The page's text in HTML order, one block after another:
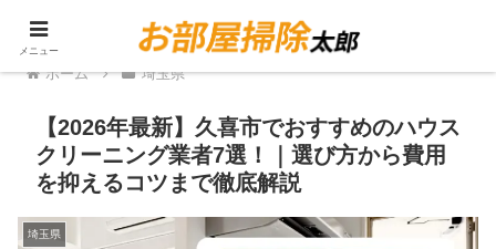
PR
ホーム 埼玉県
【2026年最新】久喜市でおすすめのハウス
クリーニング業者7選！｜選び方から費用
を抑えるコツまで徹底解説
埼玉県
メニュー